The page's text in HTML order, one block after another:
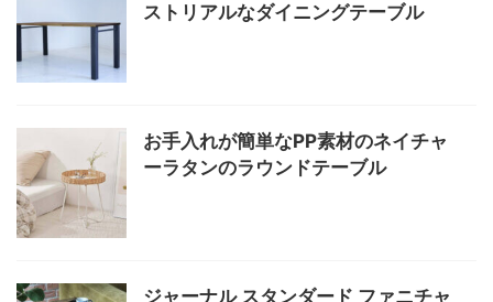
ストリアルなダイニングテーブル
お手入れが簡単なPP素材のネイチャ
ーラタンのラウンドテーブル
ジャーナル スタンダード ファニチャ